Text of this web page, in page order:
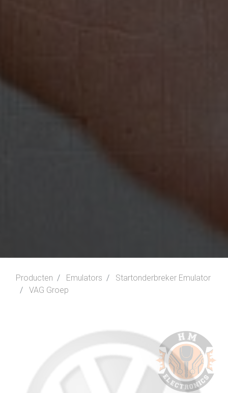
Producten Emulators
Startonderbreker Emulator
VAG Groep